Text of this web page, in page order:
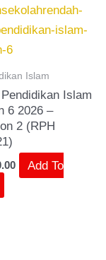
Islam
Islam
6 2026 –
2 (RPH
Add To